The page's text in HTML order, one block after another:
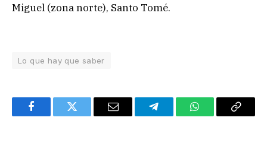
Miguel (zona norte), Santo Tomé.
Lo que hay que saber
FacebookTwitter Email TelegramWhatsAppCopy